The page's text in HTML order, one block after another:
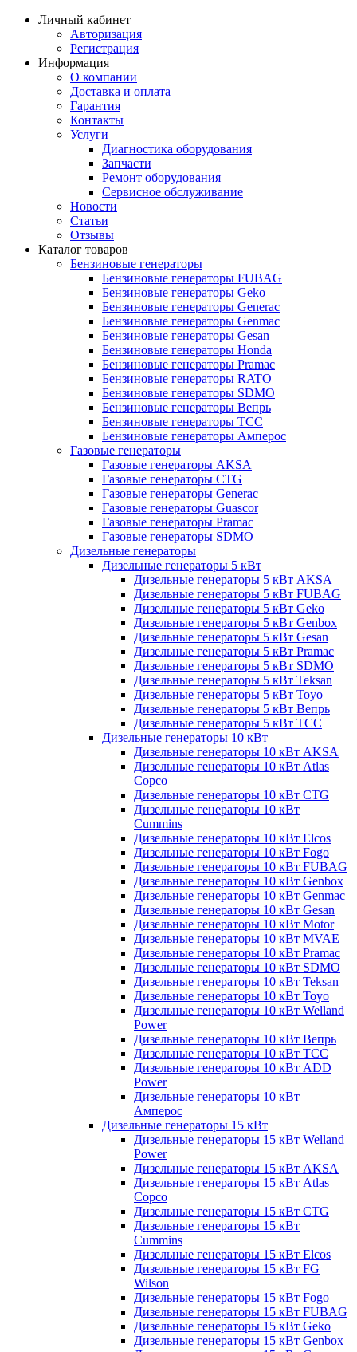
Личный кабинет
Авторизация
Регистрация
Информация
О компании
Доставка и оплата
Гарантия
Контакты
Услуги
Диагностика оборудования
Запчасти
Ремонт оборудования
Сервисное обслуживание
Новости
Статьи
Отзывы
Каталог товаров
Бензиновые генераторы
Бензиновые генераторы FUBAG
Бензиновые генераторы Geko
Бензиновые генераторы Generac
Бензиновые генераторы Genmac
Бензиновые генераторы Gesan
Бензиновые генераторы Honda
Бензиновые генераторы Pramac
Бензиновые генераторы RATO
Бензиновые генераторы SDMO
Бензиновые генераторы Вепрь
Бензиновые генераторы ТСС
Бензиновые генераторы Амперос
Газовые генераторы
Газовые генераторы AKSA
Газовые генераторы CTG
Газовые генераторы Generac
Газовые генераторы Guascor
Газовые генераторы Pramac
Газовые генераторы SDMO
Дизельные генераторы
Дизельные генераторы 5 кВт
Дизельные генераторы 5 кВт AKSA
Дизельные генераторы 5 кВт FUBAG
Дизельные генераторы 5 кВт Geko
Дизельные генераторы 5 кВт Genbox
Дизельные генераторы 5 кВт Gesan
Дизельные генераторы 5 кВт Pramac
Дизельные генераторы 5 кВт SDMO
Дизельные генераторы 5 кВт Teksan
Дизельные генераторы 5 кВт Toyo
Дизельные генераторы 5 кВт Вепрь
Дизельные генераторы 5 кВт ТСС
Дизельные генераторы 10 кВт
Дизельные генераторы 10 кВт AKSA
Дизельные генераторы 10 кВт Atlas
Copco
Дизельные генераторы 10 кВт CTG
Дизельные генераторы 10 кВт
Cummins
Дизельные генераторы 10 кВт Elcos
Дизельные генераторы 10 кВт Fogo
Дизельные генераторы 10 кВт FUBAG
Дизельные генераторы 10 кВт Genbox
Дизельные генераторы 10 кВт Genmac
Дизельные генераторы 10 кВт Gesan
Дизельные генераторы 10 кВт Motor
Дизельные генераторы 10 кВт MVAE
Дизельные генераторы 10 кВт Pramac
Дизельные генераторы 10 кВт SDMO
Дизельные генераторы 10 кВт Teksan
Дизельные генераторы 10 кВт Toyo
Дизельные генераторы 10 кВт Welland
Power
Дизельные генераторы 10 кВт Вепрь
Дизельные генераторы 10 кВт ТСС
Дизельные генераторы 10 кВт ADD
Power
Дизельные генераторы 10 кВт
Амперос
Дизельные генераторы 15 кВт
Дизельные генераторы 15 кВт Welland
Power
Дизельные генераторы 15 кВт AKSA
Дизельные генераторы 15 кВт Atlas
Copco
Дизельные генераторы 15 кВт CTG
Дизельные генераторы 15 кВт
Cummins
Дизельные генераторы 15 кВт Elcos
Дизельные генераторы 15 кВт FG
Wilson
Дизельные генераторы 15 кВт Fogo
Дизельные генераторы 15 кВт FUBAG
Дизельные генераторы 15 кВт Geko
Дизельные генераторы 15 кВт Genbox